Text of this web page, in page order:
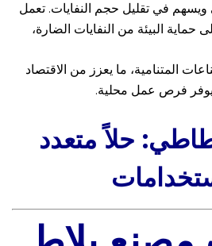
ويسهم في تقليل حجم النفايات. تعمل
حماية البيئة من النفايات الضارة،
المتنامية، ما يعزز من الاقتصاد
فرص عمل محلية.
حلاً متعدد